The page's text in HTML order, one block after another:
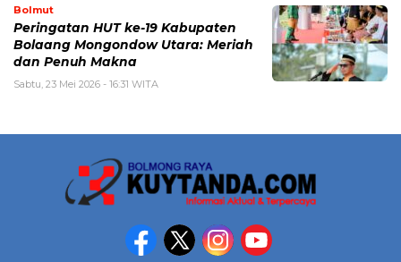
Bolmut
Peringatan HUT ke-19 Kabupaten
Bolaang Mongondow Utara: Meriah
dan Penuh Makna
Sabtu, 23 Mei 2026 - 16:31 WITA